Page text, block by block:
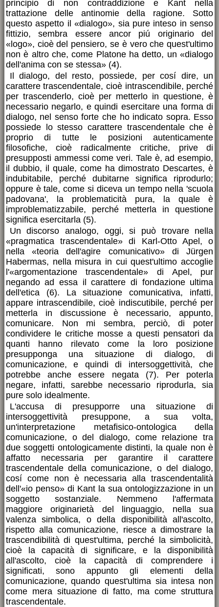
principio di non contraddizione e Kant nella
trattazione delle antinomie della ragione. Sotto
questo aspetto il «dialogo», sia pure inteso in senso
fittizio, sembra essere ancor piú originario del
«logo», cioè del pensiero, se è vero che quest'ultimo
non è altro che, come Platone ha detto, un «dialogo
dell'anima con se stessa» (4).
Il dialogo, del resto, possiede, per cosí dire, un
carattere trascendentale, cioè intrascendibile, perché
per trascenderlo, cioè per metterlo in questione, è
necessario negarlo, e quindi esercitare una forma di
dialogo, nel senso forte che ho indicato sopra. Esso
possiede lo stesso carattere trascendentale che è
proprio di tutte le posizioni autenticamente
filosofiche, cioè radicalmente critiche, prive di
presupposti ammessi come veri. Tale è, ad esempio,
il dubbio, il quale, come ha dimostrato Descartes, è
indubitabile, perché dubitarne significa riprodurlo;
oppure è tale, come si diceva un tempo nella 'scuola
padovana', la problematicità pura, la quale è
improblematizzabile, perché metterla in questione
significa esercitarla (5).
Un discorso analogo, oggi, si può trovare nella
«pragmatica trascendentale» di Karl-Otto Apel, o
nella «teoria dell'agire comunicativo» di Jürgen
Habermas, nella misura in cui quest'ultimo accoglie
l'«argomentazione trascendentale» di Apel, pur
negando ad essa il carattere di fondazione ultima
dell'etica (6). La situazione comunicativa, infatti,
appare intrascendibile, cioè indiscutibile, perché per
metterla in discussione è necessario, appunto,
comunicare. Non mi sembra, perciò, di poter
condividere le critiche mosse a questi pensatori da
quanti hanno rilevato come la loro posizione
presupponga una situazione di dialogo, di
comunicazione, e quindi di intersoggettività, che
potrebbe anche essere negata (7). Per poterla
negare, infatti, sarebbe necessario riprodurla, sia
pure solo idealmente.
L'accusa di presupporre una situazione di
intersoggettività presuppone, a sua volta,
un'interpretazione metafisico-ontologica della
comunicazione, o del dialogo, come relazione tra
due soggetti ontologicamente distinti, la quale non è
affatto necessaria per garantire il carattere
trascendentale della comunicazione, o del dialogo,
cosí come non è necessaria alla trascendentalità
dell'«io penso» di Kant la sua ontologizzazione in un
soggetto sostanziale. Nemmeno l'affermata
maggiore originarietà del linguaggio, nella sua
valenza simbolica, o della disponibilità all'ascolto,
rispetto alla comunicazione, riesce a dimostrare la
trascendibilità di quest'ultima, perché la simbolicità,
cioè la capacità di significare, e la disponibilità
all'ascolto, cioè la capacità di comprendere i
significati, sono appunto gli elementi della
comunicazione, quando quest'ultima sia intesa non
come mera situazione di fatto, ma come struttura
trascendentale.